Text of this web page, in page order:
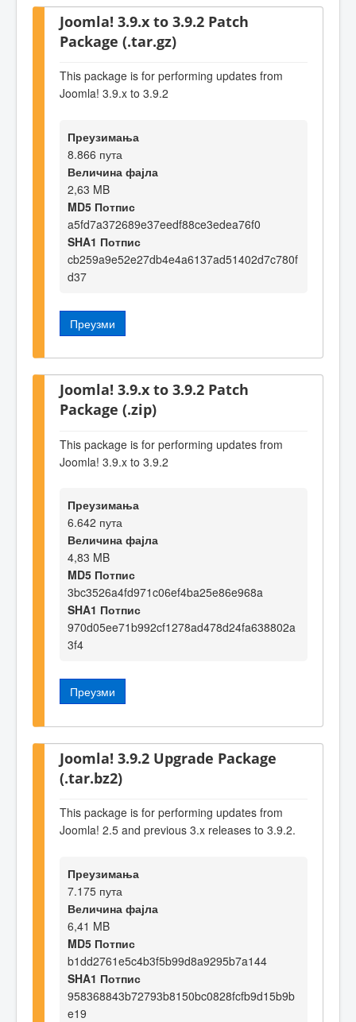
Joomla! 3.9.x to 3.9.2 Patch
Package (.tar.gz)
This package is for performing updates from
Joomla! 3.9.x to 3.9.2
Преузимања
8.866 пута
Величина фајла
2,63 MB
MD5 Потпис
a5fd7a372689e37eedf88ce3edea76f0
SHA1 Потпис
cb259a9e52e27db4e4a6137ad51402d7c780f
d37
Преузми
Joomla! 3.9.x to 3.9.2 Patch
Package (.zip)
This package is for performing updates from
Joomla! 3.9.x to 3.9.2
Преузимања
6.642 пута
Величина фајла
4,83 MB
MD5 Потпис
3bc3526a4fd971c06ef4ba25e86e968a
SHA1 Потпис
970d05ee71b992cf1278ad478d24fa638802a
3f4
Преузми
Joomla! 3.9.2 Upgrade Package
(.tar.bz2)
This package is for performing updates from
Joomla! 2.5 and previous 3.x releases to 3.9.2.
Преузимања
7.175 пута
Величина фајла
6,41 MB
MD5 Потпис
b1dd2761e5c4b3f5b99d8a9295b7a144
SHA1 Потпис
958368843b72793b8150bc0828fcfb9d15b9b
e19